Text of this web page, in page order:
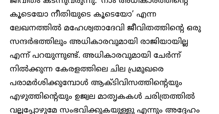
കൂടെയോ നീതിയുടെ കൂടെയോ’ എന്ന
ലേഖനത്തിൽ മഹേശ്വതാദേവി ജീവിതത്തിന്റെ ഒരു
സന്ദർഭത്തിലും അധികാരവുമായി രാജിയായില്ല
എന്ന് പറയുന്നുണ്ട്. അധികാരവുമായി ചേർന്ന്
നിൽക്കുന്ന കേരളത്തിലെ ചില പ്രമുഖരെ
പരാമർശിക്കുമ്പോൾ ആക്ടിവിസത്തിന്റെയും
എഴുത്തിന്റെയും ഉജ്വല മാതൃകകൾ ചരിത്രത്തിൽ
വല്ലപ്പോഴുമേ സംഭവിക്കുകയുള്ളു എന്നും അദ്ദേഹം